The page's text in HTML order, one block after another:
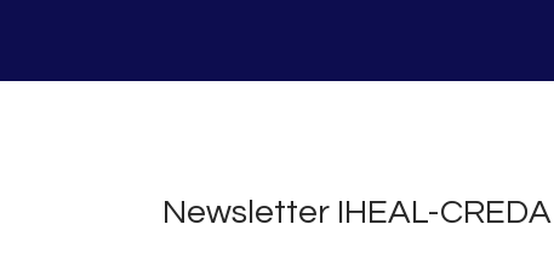
Newsletter IHEAL-CREDA